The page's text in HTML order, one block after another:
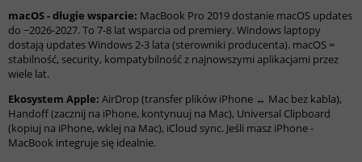
macOS - długie wsparcie: MacBook Pro 2019 dostanie macOS updates
do ~2026-2027. To 7-8 lat wsparcia od premiery. Windows laptopy
dostają updates Windows 2-3 lata (sterowniki producenta). macOS =
stabilność, security, kompatybilność z najnowszymi aplikacjami przez
wiele lat.
Ekosystem Apple: AirDrop (transfer plików iPhone ↔ Mac bez kabla),
Handoff (zacznij na iPhone, kontynuuj na Mac), Universal Clipboard
(kopiuj na iPhone, wklej na Mac), iCloud sync. Jeśli masz iPhone -
MacBook integruje się idealnie.